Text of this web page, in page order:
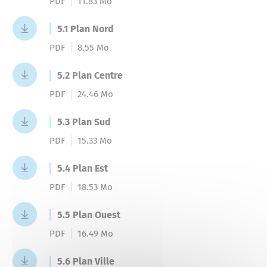
Livret de famille
Recensement des jeunes
Reconnaissance d’un enfant
Service-public.fr
Des actions fortes
Espace Naturel Sensible des Mourres
Consignes de tri
Déchèteries
5.1 Plan Nord
PDF 8.55 Mo
5.2 Plan Centre
PDF 24.46 Mo
5.3 Plan Sud
PDF 15.33 Mo
5.4 Plan Est
PDF 18.53 Mo
5.5 Plan Ouest
PDF 16.49 Mo
5.6 Plan Ville